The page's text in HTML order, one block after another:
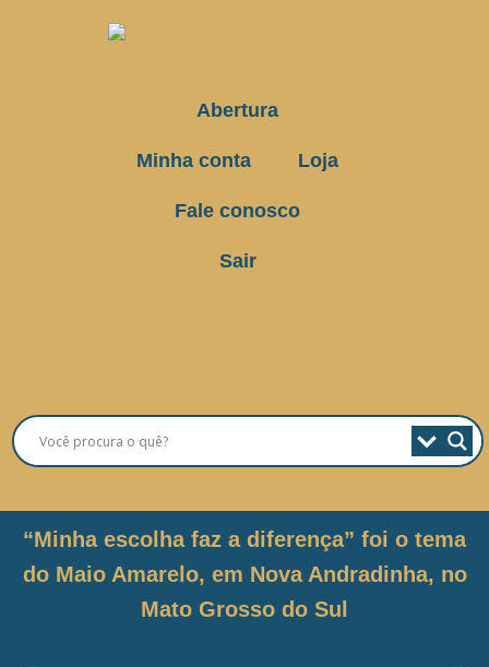
Abertura
Minha conta Loja
Fale conosco
Sair
“Minha escolha faz a diferença” foi o tema
do Maio Amarelo, em Nova Andradinha, no
Mato Grosso do Sul